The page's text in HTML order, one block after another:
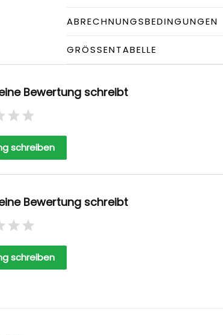
ABRECHNUNGSBEDINGUNGEN
GRÖSSENTABELLE
Bewertung schreibt
schreiben
Bewertung schreibt
schreiben